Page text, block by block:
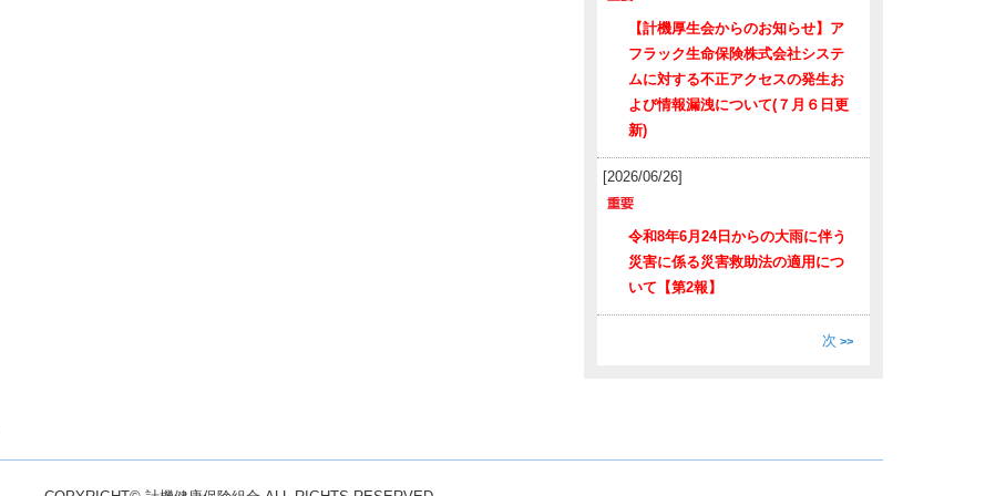
【計機厚生会からのお知らせ】ア
フラック生命保険株式会社システ
ムに対する不正アクセスの発生お
よび情報漏洩について(７月６日更
新)
[2026/06/26]
令和8年6月24日からの大雨に伴う
災害に係る災害救助法の適用につ
いて【第2報】
次 >>